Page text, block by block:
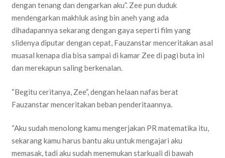
dengan tenang dan dengarkan aku”. Zee pun duduk
mendengarkan makhluk asing bin aneh yang ada
dihadapannya sekarang dengan gaya seperti film yang
slidenya diputar dengan cepat, Fauzanstar menceritakan asal
muasal kenapa dia bisa sampai di kamar Zee di pagi buta ini
dan merekapun saling berkenalan.
“Begitu ceritanya, Zee”, dengan helaan nafas berat
Fauzanstar menceritakan beban penderitaannya.
“Aku sudah menolong kamu mengerjakan PR matematika itu,
sekarang kamu harus bantu aku untuk mengajari aku
memasak, tadi aku sudah menemukan starkuali di bawah